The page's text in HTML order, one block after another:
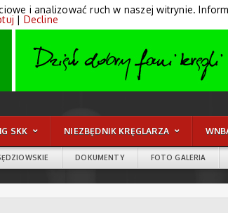
SKK NIEZBĘDNIK KRĘGLARZA
DOKUMENTY FOTO GALERIA
i analizować ruch w naszej witrynie.
| Decline